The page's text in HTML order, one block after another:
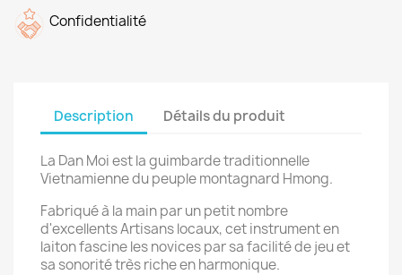
Confidentialité
Description Détails du produit
La Dan Moi est la guimbarde traditionnelle
Vietnamienne du peuple montagnard Hmong.
Fabriqué à la main par un petit nombre
d'excellents Artisans locaux, cet instrument en
laiton fascine les novices par sa facilité de jeu et
sa sonorité très riche en harmonique.